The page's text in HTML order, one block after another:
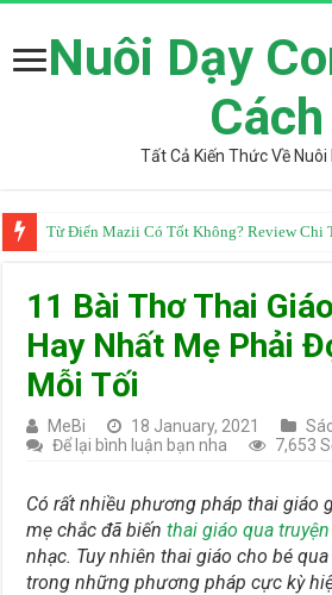
Nuôi Dạy
Cách
Tất Cả Kiến Thức Về Nuôi
Từ Điển Mazii Có Tốt Không? Review Chi
11 Bài Thơ Thai
Hay Nhất Mẹ Phải
Mỗi Tối
MeBi 18 January, 2021
Để lại bình luận bạn nha
7,653
Có rất nhiều phương pháp thai giáo
mẹ chắc đã biếnthai giáo qua truyện
nhạc. Tuy nhiên thai giáo cho bé
trong những phương pháp cực kỳ